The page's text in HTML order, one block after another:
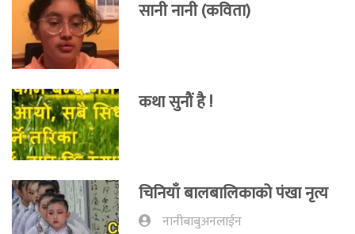
सानी नानी (कविता)
कथा सुनाैं है !
चिनियाँ बालबालिकाको पंखा नृत्य
नानीबाबुअनलाईन